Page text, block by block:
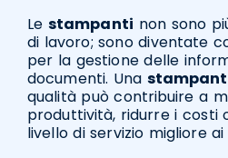
Le stampanti non sono
di lavoro; sono diventate
per la gestione delle
documenti. Una
qualità può contribuire a
produttività, ridurre i costi
livello di servizio migliore